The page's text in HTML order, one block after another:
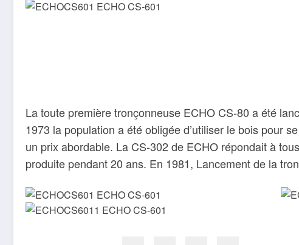
La toute première tronçonneuse ECHO CS-80 a été
1973 la population a été obligée d’utiliser le bois pour
un prix abordable. La CS-302 de ECHO répondait à
produite pendant 20 ans. En 1981, Lancement de la